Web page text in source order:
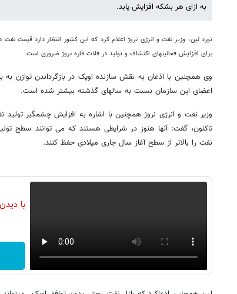
به ازای هر بشکه افزایش یابد.
برای افزایش فعالیتهای اکتشاف و تولید در فلات قاره نروژ ضروری است.
وی همچنین با اذعان به نقش سازنده اوپک در بازگرداندن توازن به
اعضای این سازمان نسبت به سالهای گذشته بیشتر شده است.
تاکنون، گفت: آنها هنوز در شرایطی هستند که می توانند سطح
نفت را بالاتر از سطح آغاز سال جاری میلادی حفظ کنند.
با